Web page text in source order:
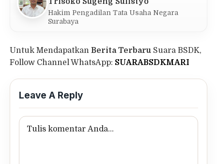
Hakim Pengadilan Tata Usaha Negara
Surabaya
Untuk Mendapatkan Berita Terbaru Suara BSDK,
Follow Channel WhatsApp: SUARABSDKMARI
Leave A Reply